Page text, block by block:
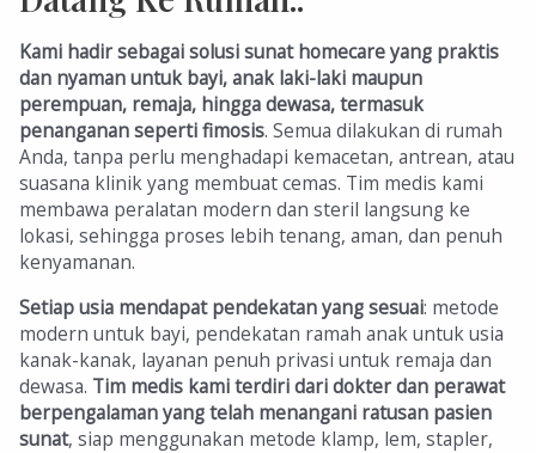
Kami hadir sebagai solusi sunat homecare yang praktis
dan nyaman untuk bayi, anak laki-laki maupun
perempuan, remaja, hingga dewasa, termasuk
penanganan seperti fimosis. Semua dilakukan di rumah
Anda, tanpa perlu menghadapi kemacetan, antrean, atau
suasana klinik yang membuat cemas. Tim medis kami
membawa peralatan modern dan steril langsung ke
lokasi, sehingga proses lebih tenang, aman, dan penuh
kenyamanan.
Setiap usia mendapat pendekatan yang sesuai: metode
modern untuk bayi, pendekatan ramah anak untuk usia
kanak-kanak, layanan penuh privasi untuk remaja dan
dewasa. Tim medis kami terdiri dari dokter dan perawat
berpengalamanyang telah menangani ratusan pasien
sunat, siap menggunakan metode klamp, lem, stapler,